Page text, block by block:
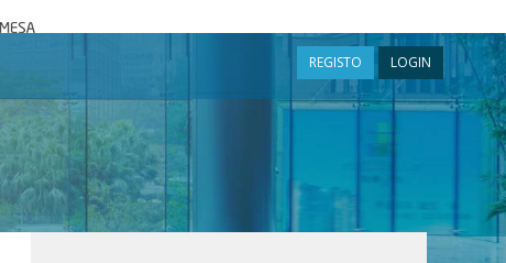
REGISTO LOGIN